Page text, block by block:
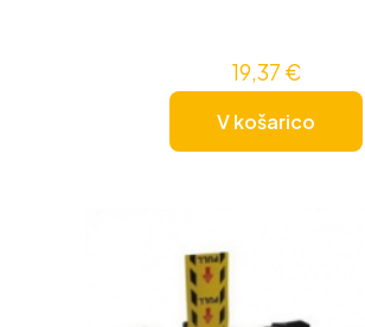
19,37 €
V košarico